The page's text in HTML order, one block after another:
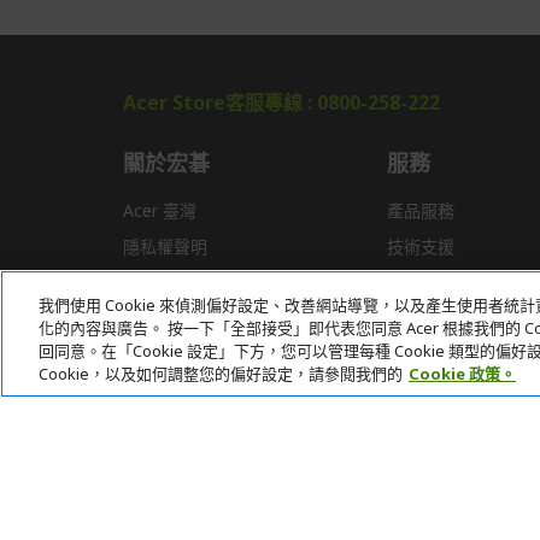
Acer Store客服專線 : 0800-258-222
關於宏碁
Acer 臺灣
隱私權聲明
獎項
服務
產品服務
技術支援
常見問題
我們使用 Cookie 來偵測偏好設定、改善網站導覽，以及產生使用者統
化的內容與廣告。 按一下「全部接受」即代表您同意 Acer 根據我們的
回同意。在「Cookie 設定」下方，您可以管理每種 Cookie 類型的偏好
Cookie，以及如何調整您的偏好設定，請參閱我們的 Cookie 政策。